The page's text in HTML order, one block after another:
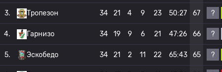
3. Тропезон 34 21 4 9 23 50:27 67 ?
4. Гарнизо 34 19 9 6 21 47:26 66 ?
5. Эскобедо 34 21 2 11 22 65:43 65 ?